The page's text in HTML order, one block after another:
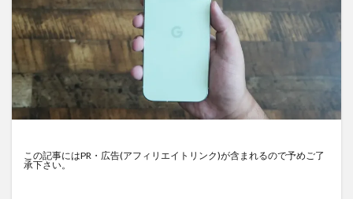
この記事にはPR・広告(アフィリエイトリンク)が含まれるので予めご了
承下さい。